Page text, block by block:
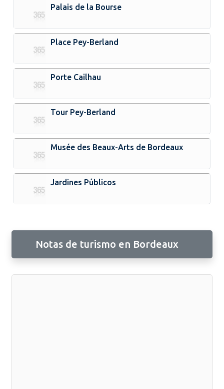
Palais de la Bourse
Place Pey-Berland
Porte Cailhau
Tour Pey-Berland
Musée des Beaux-Arts de Bordeaux
Jardines Públicos
Notas de turismo en Bordeaux